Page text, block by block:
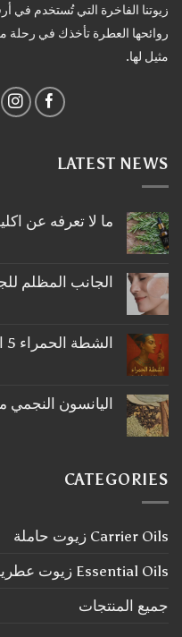
زيوتنا الفاخرة التي تُستخدم في
روائحها العطرة تأخذك في رحلة
مثيل لها.
LATEST NEWS
ما لا تعرفه عن
على
ما
اكليل
الجبل
الجانب المظلم
على
الجانب
الشطة الحمراء 5 اسرار حارقة في مطبخك
على
الشطة
في
مطبخك
اليانسون النجمي
اليانسون
النجمي
علبة
المكياج
CATEGORIES
Carrier Oils زيوت حاملة
Essential Oils زيوت عطرية اساسية
جميع المنتجات